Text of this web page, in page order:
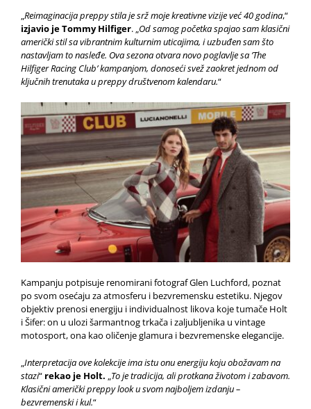
„Reimaginacija preppy stila je srž moje kreativne vizije već 40 godina,“
izjavio je Tommy Hilfiger. „Od samog početka spajao sam klasični
američki stil sa vibrantnim kulturnim uticajima, i uzbuđen sam što
nastavljam to nasleđe. Ova sezona otvara novo poglavlje sa ’The
Hilfiger Racing Club’ kampanjom, donoseći svež zaokret jednom od
ključnih trenutaka u preppy društvenom kalendaru.“
Kampanju potpisuje renomirani fotograf Glen Luchford, poznat
po svom osećaju za atmosferu i bezvremensku estetiku. Njegov
objektiv prenosi energiju i individualnost likova koje tumače Holt
i Šifer: on u ulozi šarmantnog trkača i zaljubljenika u vintage
motosport, ona kao oličenje glamura i bezvremenske elegancije.
Interpretacija ove kolekcije ima istu onu energiju koju obožavam na
stazi“ rekao je Holt. To je tradicija, ali protkana životom i zabavom.
Klasični američki preppy look u svom najboljem izdanju –
bezvremenski i kul.“